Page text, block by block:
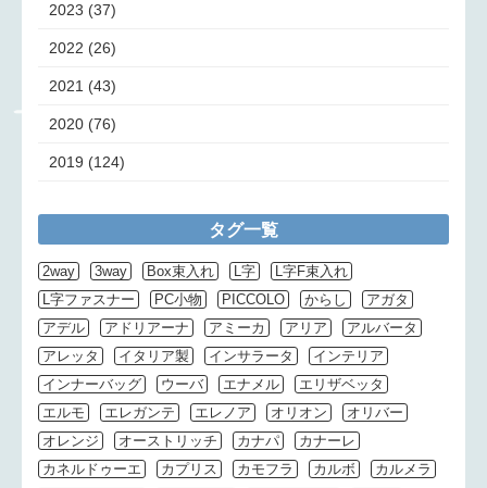
2023 (37)
2022 (26)
2021 (43)
2020 (76)
2019 (124)
タグ一覧
2way 3way Box束入れ L字
L字F束入れ
L字ファスナー
PC小物 PICCOLO からし
アガタ
アデル
アドリアーナ アミーカ アリア
アルバータ
アレッタ
イタリア製 インサラータ
インテリア
インナーバッグ
ウーバ エナメル
エリザベッタ
エルモ
エレガンテ エレノア オリオン
オリバー
オレンジ
オーストリッチ カナパ
カナーレ
カネルドゥーエ
カプリス カモフラ カルボ
カルメラ